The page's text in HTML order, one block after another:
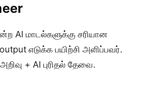
AI மாடல்களுக்கு சரியான
எடுக்க பயிற்சி அளிப்பவர்.
+ AI புரிதல் தேவை.